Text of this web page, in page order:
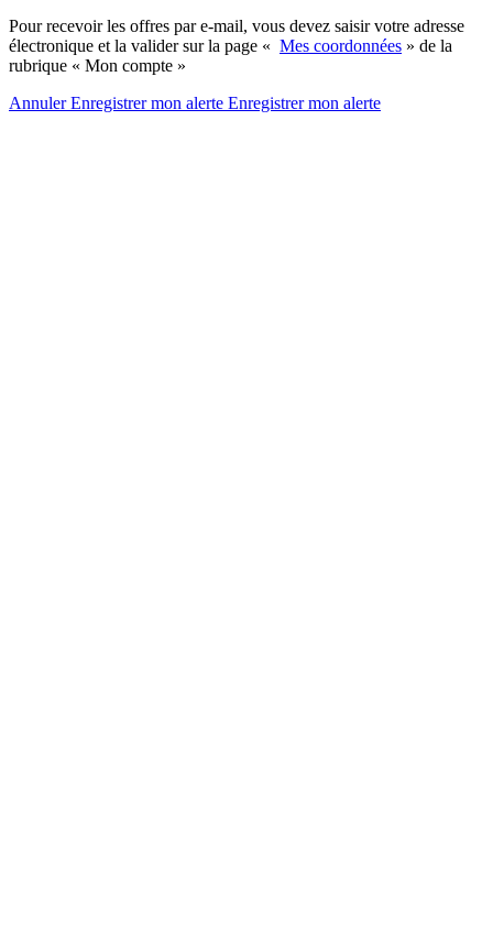
Pour recevoir les offres par e-mail, vous devez saisir votre adresse
électronique et la valider sur la page « Mes coordonnées » de la
rubrique « Mon compte »
AnnulerEnregistrer mon alerte Enregistrermon alerte